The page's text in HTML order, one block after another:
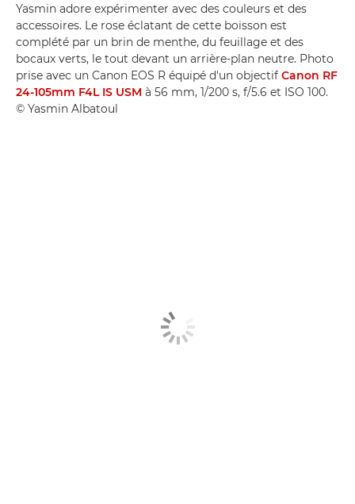
Yasmin adore expérimenter avec des couleurs et des
accessoires. Le rose éclatant de cette boisson est
complété par un brin de menthe, du feuillage et des
bocaux verts, le tout devant un arrière-plan neutre. Photo
prise avec un Canon EOS R équipé d'un objectif Canon RF
24-105mm F4L IS USM à 56 mm, 1/200 s, f/5.6 et ISO 100.
© Yasmin Albatoul